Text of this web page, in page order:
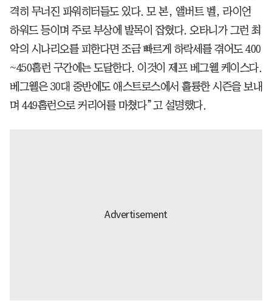
격히 무너진 파워히터들도 있다. 모 본, 앨버트 벨, 라이언
하워드 등이며 주로 부상에 발목이 잡혔다. 오타니가 그런 최
악의 시나리오를 피한다면 조금 빠르게 하락세를 겪어도 400
~450홈런 구간에는 도달한다. 이것이 제프 베그웰 케이스다.
베그웰은 30대 중반에도 애스트로스에서 훌륭한 시즌을 보내
며 449홈런으로 커리어를 마쳤다”고 설명했다.